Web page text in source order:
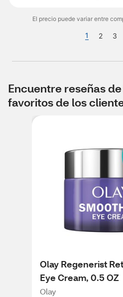
El precio puede variar entre
1 2 3
Encuentre reseñas
favoritos de los
Olay Regenerist
Eye Cream, 0.5 OZ
Olay